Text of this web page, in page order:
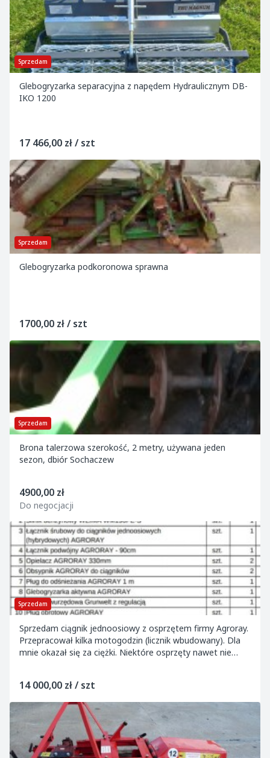
Sprzedam
Glebogryzarka separacyjna z napędem Hydraulicznym DB-
IKO 1200
17 466,00 zł / szt
Sprzedam
Glebogryzarka podkoronowa sprawna
1700,00 zł / szt
Sprzedam
Brona talerzowa szerokość, 2 metry, używana jeden
sezon, dbiór Sochaczew
4900,00 zł
Do negocjacji
Sprzedam
Sprzedam ciągnik jednoosiowy z osprzętem firmy Agroray.
Przepracował kilka motogodzin (licznik wbudowany). Dla
mnie okazał się za ciężki. Niektóre osprzęty nawet nie
14 000,00 zł / szt